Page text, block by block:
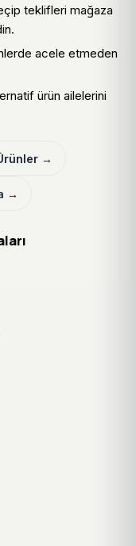
teklifleri mağaza
acele etmeden
ürün ailelerini
→
→